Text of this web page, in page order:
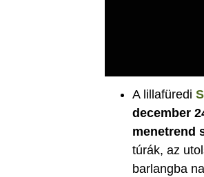
A lillafüredi
december
menetrend
túrák, az
barlangba